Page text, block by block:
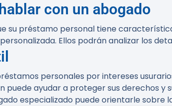
con un abogado
su préstamo personal tiene
Ellos podrán analizar los
personales por intereses
puede ayudar a proteger sus derechos y
especializado puede orientarle sobre